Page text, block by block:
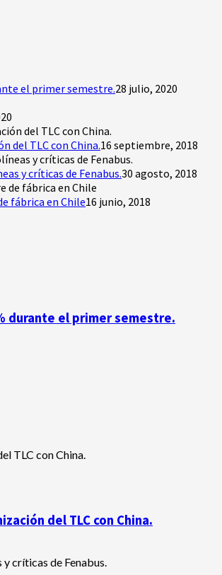
el primer semestre.28 julio, 2020
del TLC con China.16 septiembre, 2018
y críticas de Fenabus.30 agosto, 2018
fábrica en Chile16 junio, 2018
durante el primer semestre.
del TLC con China.